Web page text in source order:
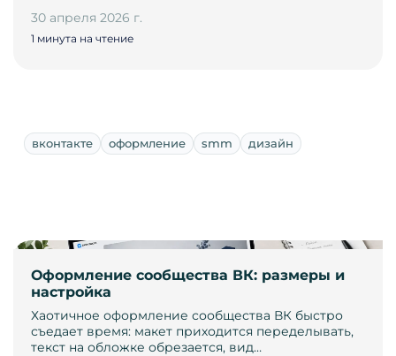
30 апреля 2026 г.
1 минута на чтение
вконтакте оформление smm дизайн
Оформление сообщества ВК: размеры и
настройка
Хаотичное оформление сообщества ВК быстро
съедает время: макет приходится переделывать,
текст на обложке обрезается, вид…